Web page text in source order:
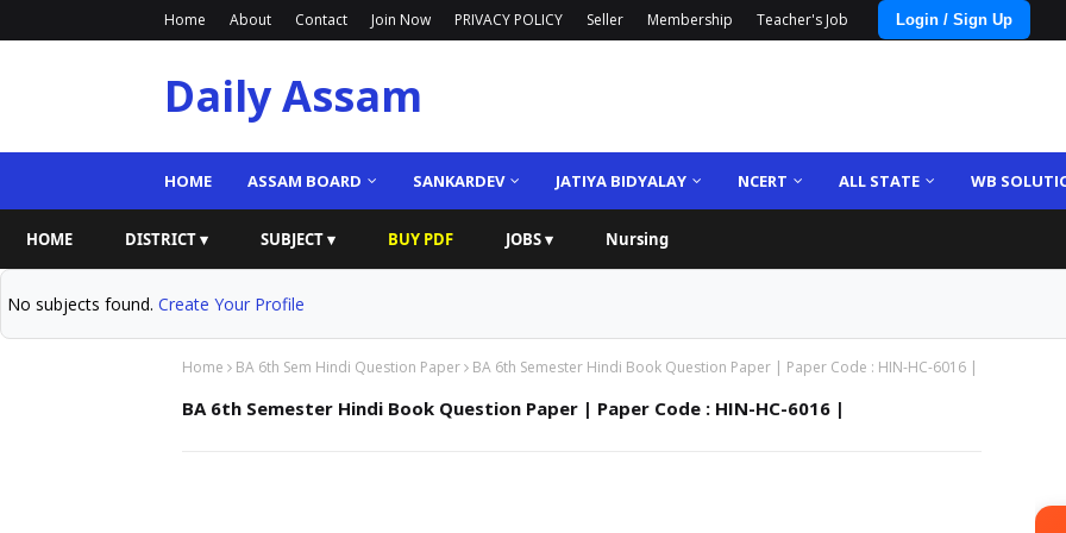
Home About Contact Join Now PRIVACY POLICY Seller Membership Teacher's Job Login / Sign Up
Daily Assam
HOME ASSAM BOARD SANKARDEV JATIYA BIDYALAY NCERT ALL STATE WB
HOME DISTRICT ▾ SUBJECT ▾ BUY PDF JOBS ▾ Nursing
No subjects found. Create Your Profile
Home BA 6th Sem Hindi Question Paper BA 6th Semester Hindi Book Question Paper | Paper Code : HIN-HC-6016 |
BA 6th Semester Hindi Book Question Paper | Paper Code : HIN-HC-6016 |